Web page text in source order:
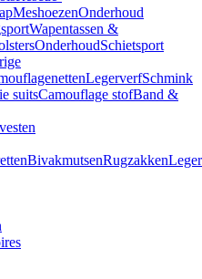
MeshoezenOnderhoud
Wapentassen &
OnderhoudSchietsport
LegerverfSchmink
suitsCamouflage stofBand &
BivakmutsenRugzakken